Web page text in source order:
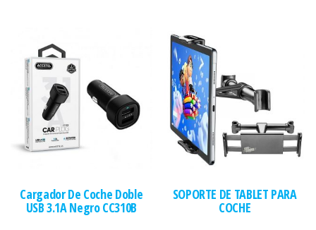
Cargador De Coche Doble
USB 3.1A Negro CC310B
SOPORTE DE TABLET PARA
COCHE